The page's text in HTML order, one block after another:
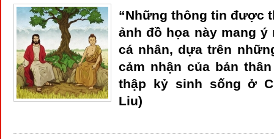
“Những thông tin được
ảnh đồ họa này mang
cá nhân, dựa trên
cảm nhận của bản
thập kỷ sinh sống ở
Liu)